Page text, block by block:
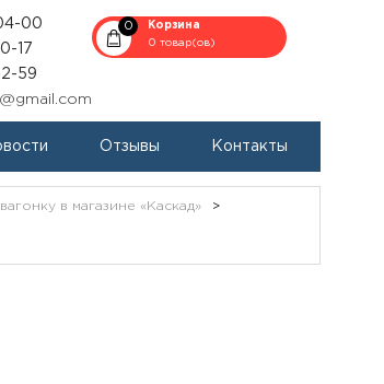
00
17
59
0
Корзина
0 товар(ов)
Отзывы Контакты
в магазине «Каскад» >